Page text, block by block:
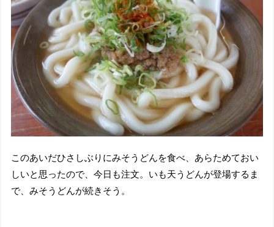
このあいだひさしぶりにみそうどんを食べ、あらためておい
しいと思ったので、今日も注文。いも天うどんが登場するま
で、みそうどんが続きそう。